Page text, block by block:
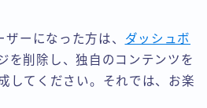
ーになった方は、 ダッシュボ
を削除し、独自のコンテンツを
してください。それでは、お楽